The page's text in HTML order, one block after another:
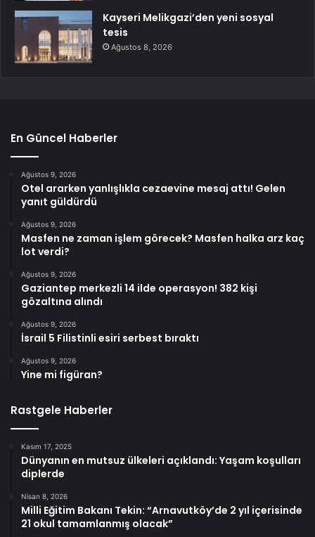
Kayseri Melikgazi’den yeni sosyal
tesis
Ağustos 8, 2026
En Güncel Haberler
Ağustos 9, 2026
Otel ararken yanlışlıkla cezaevine mesaj attı! Gelen
yanıt güldürdü
Ağustos 9, 2026
Masfen ne zaman işlem görecek? Masfen halka arz kaç
lot verdi?
Ağustos 9, 2026
Gaziantep merkezli 14 ilde operasyon! 382 kişi
gözaltına alındı
Ağustos 9, 2026
İsrail 5 Filistinli esiri serbest bıraktı
Ağustos 9, 2026
Yine mi figüran?
Rastgele Haberler
Kasım 17, 2025
Dünyanın en mutsuz ülkeleri açıklandı: Yaşam koşulları
diplerde
Nisan 8, 2026
Milli Eğitim Bakanı Tekin: “Arnavutköy’de 2 yıl içerisinde
21 okul tamamlanmış olacak”